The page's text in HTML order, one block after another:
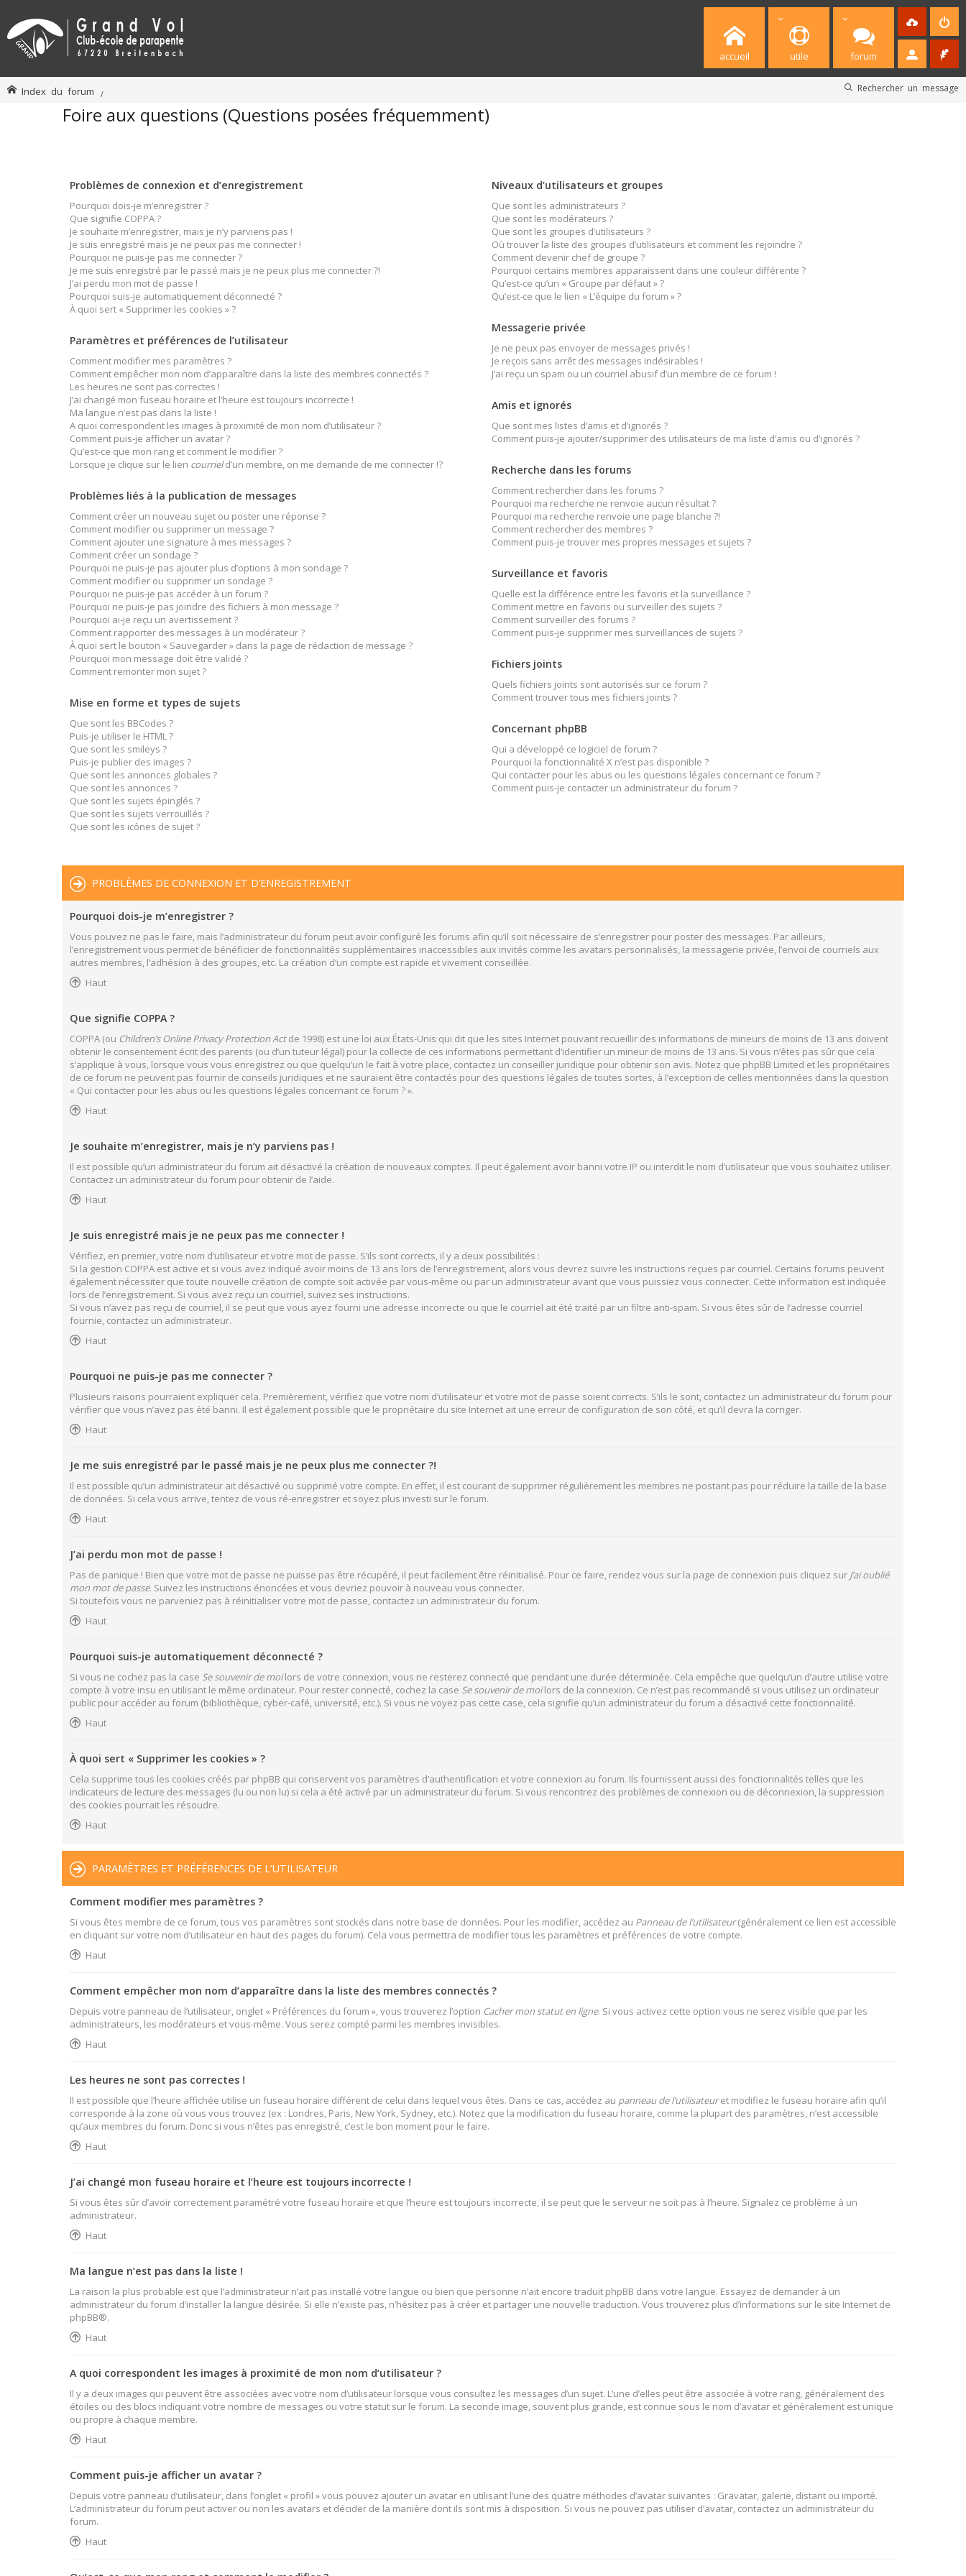
accueil utile forum
Rechercher un message
Index du forum
Foire aux questions (Questions posées fréquemment)
Problèmes de connexion et d’enregistrement
Pourquoi dois-je m’enregistrer ?
Que signifie COPPA ?
Je souhaite m’enregistrer, mais je n’y parviens pas !
Je suis enregistré mais je ne peux pas me connecter !
Pourquoi ne puis-je pas me connecter ?
Je me suis enregistré par le passé mais je ne peux plus me connecter ?!
J’ai perdu mon mot de passe !
Pourquoi suis-je automatiquement déconnecté ?
À quoi sert « Supprimer les cookies » ?
Paramètres et préférences de l’utilisateur
Comment modifier mes paramètres ?
Comment empêcher mon nom d’apparaître dans la liste des membres connectés ?
Les heures ne sont pas correctes !
J’ai changé mon fuseau horaire et l’heure est toujours incorrecte !
Ma langue n’est pas dans la liste !
A quoi correspondent les images à proximité de mon nom d’utilisateur ?
Comment puis-je afficher un avatar ?
Qu’est-ce que mon rang et comment le modifier ?
Lorsque je clique sur le lien courrield’un membre, on me demande de me connecter !?
Problèmes liés à la publication de messages
Comment créer un nouveau sujet ou poster une réponse ?
Comment modifier ou supprimer un message ?
Comment ajouter une signature à mes messages ?
Comment créer un sondage ?
Pourquoi ne puis-je pas ajouter plus d’options à mon sondage ?
Comment modifier ou supprimer un sondage ?
Pourquoi ne puis-je pas accéder à un forum ?
Pourquoi ne puis-je pas joindre des fichiers à mon message ?
Pourquoi ai-je reçu un avertissement ?
Comment rapporter des messages à un modérateur ?
À quoi sert le bouton « Sauvegarder » dans la page de rédaction de message ?
Pourquoi mon message doit être validé ?
Comment remonter mon sujet ?
Mise en forme et types de sujets
Que sont les BBCodes ?
Puis-je utiliser le HTML ?
Que sont les smileys ?
Puis-je publier des images ?
Que sont les annonces globales ?
Que sont les annonces ?
Que sont les sujets épinglés ?
Que sont les sujets verrouillés ?
Que sont les icônes de sujet ?
Niveaux d’utilisateurs et groupes
Que sont les administrateurs ?
Que sont les modérateurs ?
Que sont les groupes d’utilisateurs ?
Où trouver la liste des groupes d’utilisateurs et comment les rejoindre ?
Comment devenir chef de groupe ?
Pourquoi certains membres apparaissent dans une couleur différente ?
Qu’est-ce qu’un « Groupe par défaut » ?
Qu’est-ce que le lien « L’équipe du forum » ?
Messagerie privée
Je ne peux pas envoyer de messages privés !
Je reçois sans arrêt des messages indésirables !
J’ai reçu un spam ou un courriel abusif d’un membre de ce forum !
Amis et ignorés
Que sont mes listes d’amis et d’ignorés ?
Comment puis-je ajouter/supprimer des utilisateurs de ma liste d’amis ou d’ignorés ?
Recherche dans les forums
Comment rechercher dans les forums ?
Pourquoi ma recherche ne renvoie aucun résultat ?
Pourquoi ma recherche renvoie une page blanche ?!
Comment rechercher des membres ?
Comment puis-je trouver mes propres messages et sujets ?
Surveillance et favoris
Quelle est la différence entre les favoris et la surveillance ?
Comment mettre en favoris ou surveiller des sujets ?
Comment surveiller des forums ?
Comment puis-je supprimer mes surveillances de sujets ?
Fichiers joints
Quels fichiers joints sont autorisés sur ce forum ?
Comment trouver tous mes fichiers joints ?
Concernant phpBB
Qui a développé ce logiciel de forum ?
Pourquoi la fonctionnalité X n’est pas disponible ?
Qui contacter pour les abus ou les questions légales concernant ce forum ?
Comment puis-je contacter un administrateur du forum ?
PROBLÈMES DE CONNEXION ET D’ENREGISTREMENT
Pourquoi dois-je m’enregistrer ?
Vous pouvez ne pas le faire, mais l’administrateur du forum peut avoir configuré les forums afin qu’il soit nécessaire de s’enregistrer pour poster des messages. Par ailleurs,
l’enregistrement vous permet de bénéficier de fonctionnalités supplémentaires inaccessibles aux invités comme les avatars personnalisés, la messagerie privée, l’envoi de courriels aux
autres membres, l’adhésion à des groupes, etc. La création d’un compte est rapide et vivement conseillée.
Haut
Que signifie COPPA ?
COPPA (ou Children’s Online Privacy Protection Actde 1998) est une loi aux États-Unis qui dit que les sites Internet pouvant recueillir des informations de mineurs de moins de 13 ans doivent
obtenir le consentement écrit des parents (ou d’un tuteur légal) pour la collecte de ces informations permettant d’identifier un mineur de moins de 13 ans. Si vous n’êtes pas sûr que cela
s’applique à vous, lorsque vous vous enregistrez ou que quelqu’un le fait à votre place, contactez un conseiller juridique pour obtenir son avis. Notez que phpBB Limited et les propriétaires
de ce forum ne peuvent pas fournir de conseils juridiques et ne sauraient être contactés pour des questions légales de toutes sortes, à l’exception de celles mentionnées dans la question
« Qui contacter pour les abus ou les questions légales concernant ce forum ? ».
Haut
Je souhaite m’enregistrer, mais je n’y parviens pas !
Il est possible qu’un administrateur du forum ait désactivé la création de nouveaux comptes. Il peut également avoir banni votre IP ou interdit le nom d’utilisateur que vous souhaitez utiliser.
Contactez un administrateur du forum pour obtenir de l’aide.
Haut
Je suis enregistré mais je ne peux pas me connecter !
Vérifiez, en premier, votre nom d’utilisateur et votre mot de passe. S’ils sont corrects, il y a deux possibilités :
Si la gestion COPPA est active et si vous avez indiqué avoir moins de 13 ans lors de l’enregistrement, alors vous devrez suivre les instructions reçues par courriel. Certains forums peuvent
également nécessiter que toute nouvelle création de compte soit activée par vous-même ou par un administrateur avant que vous puissiez vous connecter. Cette information est indiquée
lors de l’enregistrement. Si vous avez reçu un courriel, suivez ses instructions.
Si vous n’avez pas reçu de courriel, il se peut que vous ayez fourni une adresse incorrecte ou que le courriel ait été traité par un filtre anti-spam. Si vous êtes sûr de l’adresse courriel
fournie, contactez un administrateur.
Haut
Pourquoi ne puis-je pas me connecter ?
Plusieurs raisons pourraient expliquer cela. Premièrement, vérifiez que votre nom d’utilisateur et votre mot de passe soient corrects. S’ils le sont, contactez un administrateur du forum pour
vérifier que vous n’avez pas été banni. Il est également possible que le propriétaire du site Internet ait une erreur de configuration de son côté, et qu’il devra la corriger.
Haut
Je me suis enregistré par le passé mais je ne peux plus me connecter ?!
Il est possible qu’un administrateur ait désactivé ou supprimé votre compte. En effet, il est courant de supprimer régulièrement les membres ne postant pas pour réduire la taille de la base
de données. Si cela vous arrive, tentez de vous ré-enregistrer et soyez plus investi sur le forum.
Haut
J’ai perdu mon mot de passe !
Pas de panique ! Bien que votre mot de passe ne puisse pas être récupéré, il peut facilement être réinitialisé. Pour ce faire, rendez vous sur la page de connexion puis cliquez sur J’ai oublié
mon mot de passe. Suivez les instructions énoncées et vous devriez pouvoir à nouveau vous connecter.
Si toutefois vous ne parveniez pas à réinitialiser votre mot de passe, contactez un administrateur du forum.
Haut
Pourquoi suis-je automatiquement déconnecté ?
Si vous ne cochez pas la case Se souvenir de moilors de votre connexion, vous ne resterez connecté que pendant une durée déterminée. Cela empêche que quelqu’un d’autre utilise votre
compte à votre insu en utilisant le même ordinateur. Pour rester connecté, cochez la case Se souvenir de moilors de la connexion. Ce n’est pas recommandé si vous utilisez un ordinateur
public pour accéder au forum (bibliothèque, cyber-café, université, etc.). Si vous ne voyez pas cette case, cela signifie qu’un administrateur du forum a désactivé cette fonctionnalité.
Haut
À quoi sert « Supprimer les cookies » ?
Cela supprime tous les cookies créés par phpBB qui conservent vos paramètres d’authentification et votre connexion au forum. Ils fournissent aussi des fonctionnalités telles que les
indicateurs de lecture des messages (lu ou non lu) si cela a été activé par un administrateur du forum. Si vous rencontrez des problèmes de connexion ou de déconnexion, la suppression
des cookies pourrait les résoudre.
Haut
PARAMÈTRES ET PRÉFÉRENCES DE L’UTILISATEUR
Comment modifier mes paramètres ?
Si vous êtes membre de ce forum, tous vos paramètres sont stockés dans notre base de données. Pour les modifier, accédez au Panneau de l’utilisateur(généralement ce lien est accessible
en cliquant sur votre nom d’utilisateur en haut des pages du forum). Cela vous permettra de modifier tous les paramètres et préférences de votre compte.
Haut
Comment empêcher mon nom d’apparaître dans la liste des membres connectés ?
Depuis votre panneau de l’utilisateur, onglet « Préférences du forum », vous trouverez l’option Cacher mon statut en ligne. Si vous activez cette option vous ne serez visible que par les
administrateurs, les modérateurs et vous-même. Vous serez compté parmi les membres invisibles.
Haut
Les heures ne sont pas correctes !
Il est possible que l’heure affichée utilise un fuseau horaire différent de celui dans lequel vous êtes. Dans ce cas, accédez au panneau de l’utilisateuret modifiez le fuseau horaire afin qu’il
corresponde à la zone où vous vous trouvez (ex : Londres, Paris, New York, Sydney, etc.). Notez que la modification du fuseau horaire, comme la plupart des paramètres, n’est accessible
qu’aux membres du forum. Donc si vous n’êtes pas enregistré, c’est le bon moment pour le faire.
Haut
J’ai changé mon fuseau horaire et l’heure est toujours incorrecte !
Si vous êtes sûr d’avoir correctement paramétré votre fuseau horaire et que l’heure est toujours incorrecte, il se peut que le serveur ne soit pas à l’heure. Signalez ce problème à un
administrateur.
Haut
Ma langue n’est pas dans la liste !
La raison la plus probable est que l’administrateur n’ait pas installé votre langue ou bien que personne n’ait encore traduit phpBB dans votre langue. Essayez de demander à un
administrateur du forum d’installer la langue désirée. Si elle n’existe pas, n’hésitez pas à créer et partager une nouvelle traduction. Vous trouverez plus d’informations sur le site Internet de
phpBB®.
Haut
A quoi correspondent les images à proximité de mon nom d’utilisateur ?
Il y a deux images qui peuvent être associées avec votre nom d’utilisateur lorsque vous consultez les messages d’un sujet. L’une d’elles peut être associée à votre rang, généralement des
étoiles ou des blocs indiquant votre nombre de messages ou votre statut sur le forum. La seconde image, souvent plus grande, est connue sous le nom d’avatar et généralement est unique
ou propre à chaque membre.
Haut
Comment puis-je afficher un avatar ?
Depuis votre panneau d’utilisateur, dans l’onglet « profil » vous pouvez ajouter un avatar en utilisant l’une des quatre méthodes d’avatar suivantes : Gravatar, galerie, distant ou importé.
L’administrateur du forum peut activer ou non les avatars et décider de la manière dont ils sont mis à disposition. Si vous ne pouvez pas utiliser d’avatar, contactez un administrateur du
forum.
Haut